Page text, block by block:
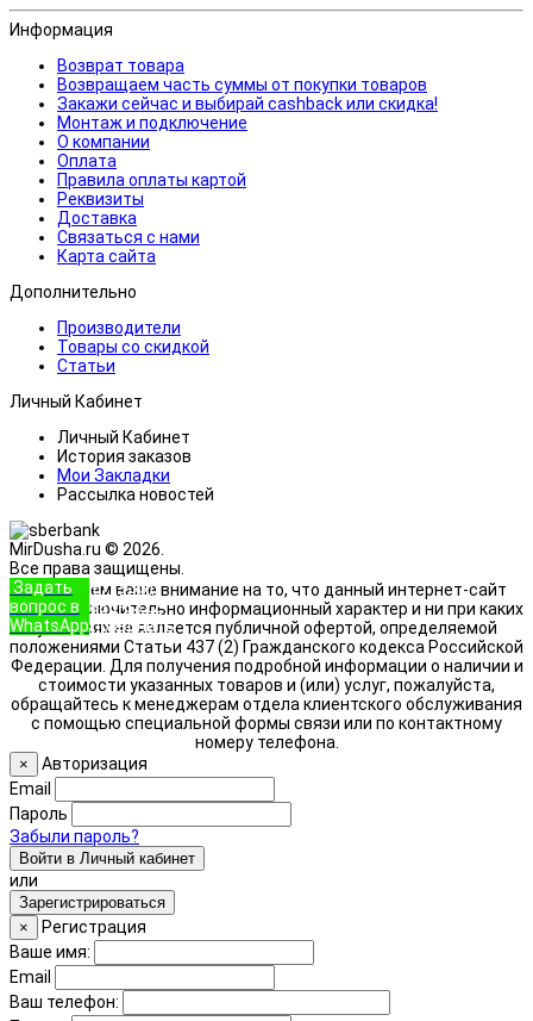
Информация
Возврат товара
Возвращаем часть суммы от покупки товаров
Закажи сейчас и выбирай cashback или скидка!
Монтаж и подключение
О компании
Оплата
Правила оплаты картой
Реквизиты
Доставка
Связаться с нами
Карта сайта
Дополнительно
Производители
Товары со скидкой
Статьи
Личный Кабинет
Личный Кабинет
История заказов
Мои Закладки
Рассылка новостей
MirDusha.ru © 2026.
Все права защищены.
Обращаем ваше внимание на то, что данный интернет-сайт
носит исключительно информационный характер и ни при каких
условиях не является публичной офертой, определяемой
положениями Статьи 437 (2) Гражданского кодекса Российской
Федерации. Для получения подробной информации о наличии и
стоимости указанных товаров и (или) услуг, пожалуйста,
обращайтесь к менеджерам отдела клиентского обслуживания
с помощью специальной формы связи или по контактному
номеру телефона.
Задать
вопрос в
WhatsApp
+7 (933)
888-8322
Позвонить
×
Авторизация
Email
Пароль
Забыли пароль?
Войти в Личный кабинет
или
Зарегистрироваться
×
Регистрация
Ваше имя:
Email
Ваш телефон: